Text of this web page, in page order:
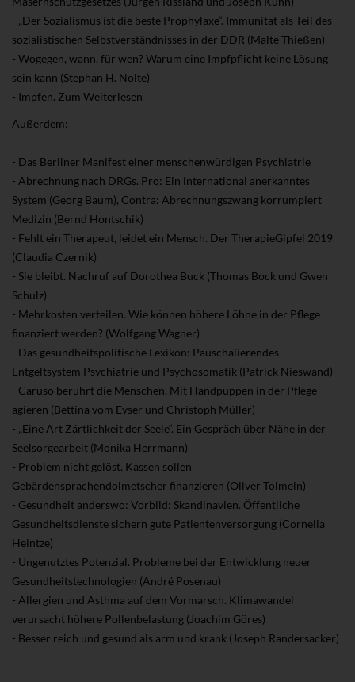
- „Der Sozialismus ist die beste Prophylaxe“. Immunität als Teil des
sozialistischen Selbstverständnisses in der DDR (Malte Thießen)
- Wogegen, wann, für wen? Warum eine Impfpflicht keine Lösung
sein kann (Stephan H. Nolte)
- Impfen. Zum Weiterlesen
Außerdem:
- Das Berliner Manifest einer menschenwürdigen Psychiatrie
- Abrechnung nach DRGs. Pro: Ein international anerkanntes
System (Georg Baum), Contra: Abrechnungszwang korrumpiert
Medizin (Bernd Hontschik)
- Fehlt ein Therapeut, leidet ein Mensch. Der TherapieGipfel 2019
(Claudia Czernik)
- Sie bleibt. Nachruf auf Dorothea Buck (Thomas Bock und Gwen
Schulz)
- Mehrkosten verteilen. Wie können höhere Löhne in der Pflege
finanziert werden? (Wolfgang Wagner)
- Das gesundheitspolitische Lexikon: Pauschalierendes
Entgeltsystem Psychiatrie und Psychosomatik (Patrick Nieswand)
- Caruso berührt die Menschen. Mit Handpuppen in der Pflege
agieren (Bettina vom Eyser und Christoph Müller)
- „Eine Art Zärtlichkeit der Seele“. Ein Gespräch über Nähe in der
Seelsorgearbeit (Monika Herrmann)
- Problem nicht gelöst. Kassen sollen
Gebärdensprachendolmetscher finanzieren (Oliver Tolmein)
- Gesundheit anderswo: Vorbild: Skandinavien. Öffentliche
Gesundheitsdienste sichern gute Patientenversorgung (Cornelia
Heintze)
- Ungenutztes Potenzial. Probleme bei der Entwicklung neuer
Gesundheitstechnologien (André Posenau)
- Allergien und Asthma auf dem Vormarsch. Klimawandel
verursacht höhere Pollenbelastung (Joachim Göres)
- Besser reich und gesund als arm und krank (Joseph Randersacker)